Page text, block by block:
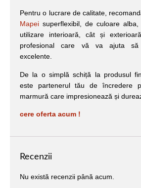
Pentru o lucrare de calitate,
Mapei superflexibil, de culoare
utilizare interioară, cât și
profesional care vă va ajuta să
excelente.
De la o simplă schiță la produsul
este partenerul tău de încredere
marmură care impresionează și
cere oferta acum !
Recenzii
Nu există recenzii până acum.